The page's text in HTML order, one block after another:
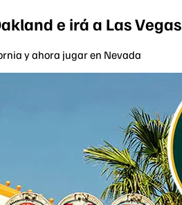
e irá a Las Vegas
y ahora jugar en Nevada